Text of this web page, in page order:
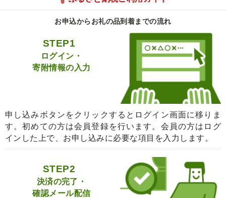
お申込からお礼の品到着までの流れ
STEP1
ログイン・
寄附情報の入力
申し込みボタンをクリックするとログイン画面に移りま
す。初めての方は会員登録を行います。会員の方はログ
インした上で、お申し込みに必要な項目を入力します。
STEP2
決済の完了・
確認メール配信